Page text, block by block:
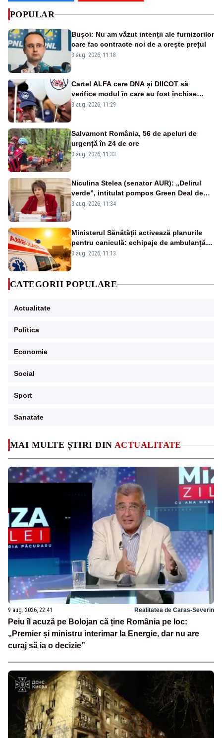
MAI MULTE ȘTIRI DIN ACTUALITATE
9 aug. 2026, 22:41 Realitatea de Caras-Severin
Peiu îl acuză pe Bolojan că ține România pe loc:
„Premier și ministru interimar la Energie, dar nu are
curaj să ia o decizie”
POPULAR
Bușoi: Nu am văzut intenții ale furnizorilor
care fac contracte noi de a crește prețul
3 aug. 2026, 11:18
Cartel ALFA cere DNA și DIICOT să
verifice modul în care au fost închise
centralele pe cărbune
3 aug. 2026, 11:29
Salvamont România, 56 de apeluri de
urgență în 24 de ore
3 aug. 2026, 11:33
Niculina Stelea (senator AUR): „Delirul
verde”, intitulat pompos Green Deal de
către Bruxelles, este în mare măsură
3 aug. 2026, 11:34
Ministerul Sănătății activează planurile
pentru caniculă: echipaje de ambulanță
suplimentate, stocuri de medicamente
3 aug. 2026, 11:13
CATEGORII POPULARE
Actualitate
Politica
Economie
Social
Sport
Sanatate